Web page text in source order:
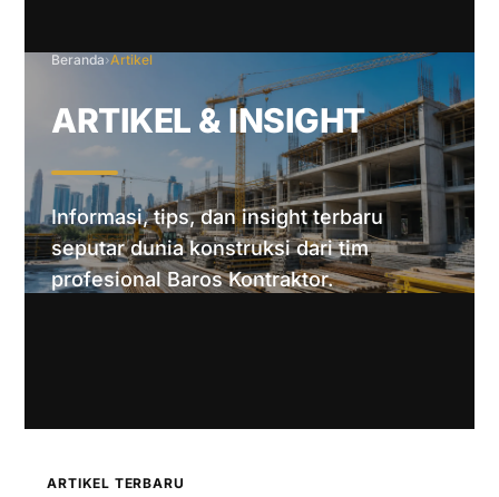
Beranda›Artikel
ARTIKEL & INSIGHT
Informasi, tips, dan insight terbaru
seputar dunia konstruksi dari tim
profesional Baros Kontraktor.
ARTIKEL TERBARU